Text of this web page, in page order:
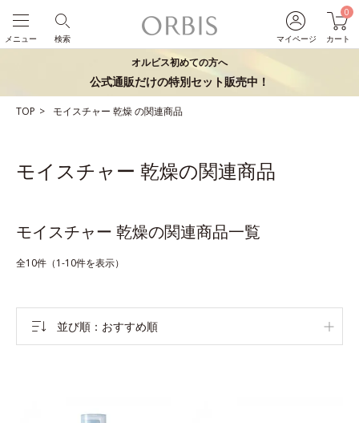
マイページ
0
カート
検索
メニュー
オルビス初めての方へ
公式通販だけの特別セット販売中！
TOP モイスチャー 乾燥の関連商品
モイスチャー 乾燥の関連商品
モイスチャー 乾燥の関連商品一覧
全10件（1-10件を表示）
並び順 おすすめ順